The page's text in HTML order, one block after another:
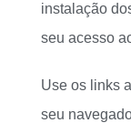
instalação
seu acesso
Use os links
seu